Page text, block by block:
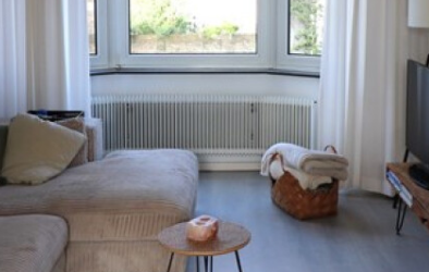
Wat is AppartementMaastricht?
Hoeveel kost het om te
Wat is de privacyverklaring van
Berekent AppartementMaastricht
makelaarsvergoeding/
Alle veelgestelde vragen